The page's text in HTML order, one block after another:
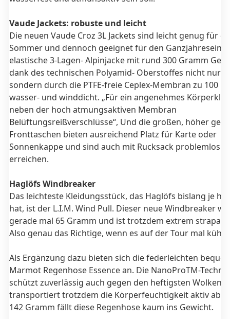
Vaude Jackets: robuste und leicht
Die neuen Vaude Croz 3L Jackets sind leicht genug für
Sommer und dennoch geeignet für den
elastische 3-Lagen- Alpinjacke mit rund 300 Gramm
dank des technischen Polyamid- Oberstoffes nicht nur
sondern durch die PTFE-freie Ceplex-Membran zu 100
wasser- und winddicht. „Für ein angenehmes
neben der hoch atmungsaktiven Membran
Belüftungsreißverschlüsse“, Und die großen, höher
Fronttaschen bieten ausreichend Platz für Karte oder
Sonnenkappe und sind auch mit Rucksack problemlos
erreichen.
Haglöfs Windbreaker
Das leichteste Kleidungsstück, das Haglöfs bislang je
hat, ist der L.I.M. Wind Pull. Dieser neue Windbreaker
gerade mal 65 Gramm und ist trotzdem extrem
Also genau das Richtige, wenn es auf der Tour mal kühl
Als Ergänzung dazu bieten sich die federleichten
Marmot Regenhose Essence an. Die NanoProTM-
schützt zuverlässig auch gegen den heftigsten
transportiert trotzdem die Körperfeuchtigkeit aktiv ab.
142 Gramm fällt diese Regenhose kaum ins Gewicht.